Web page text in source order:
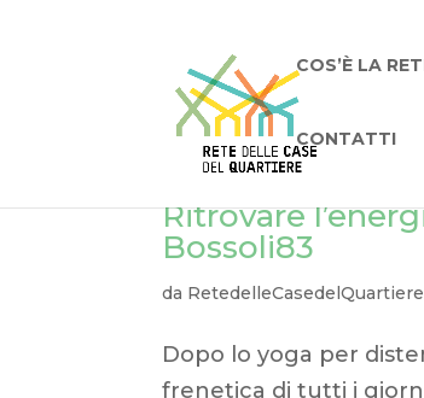
COS’È LA
CONTATTI
Ritrovare
Bossoli83
da RetedelleCasedelQuartiere
Dopo lo yoga per
frenetica di tutti i